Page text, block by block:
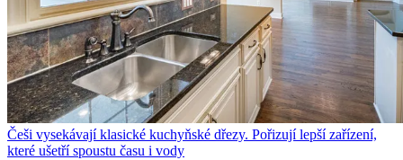
Češi vysekávají klasické kuchyňské dřezy. Pořizují lepší zařízení,
které ušetří spoustu času i vody